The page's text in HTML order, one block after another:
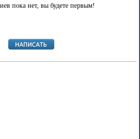
пока нет, вы будете первым!